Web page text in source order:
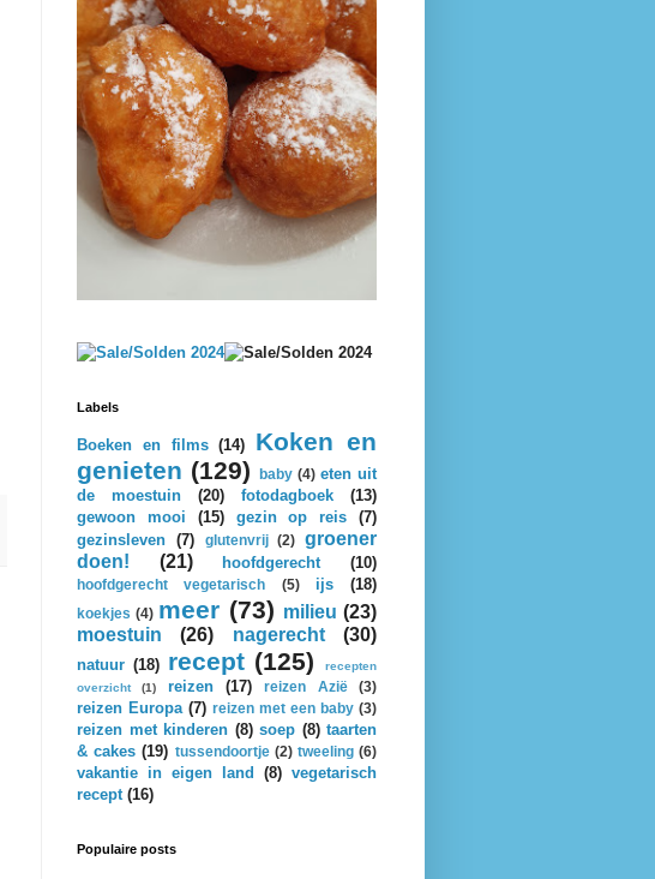
Labels
Boeken en films (14)
Koken en
genieten (129) baby (4) eten uit
de moestuin
(20) fotodagboek
(13)
gewoon mooi
(15) gezin op reis
(7)
gezinsleven (7) glutenvrij (2)
groener
doen!
(21) hoofdgerecht (10)
hoofdgerecht vegetarisch (5) ijs (18)
koekjes (4) meer (73) milieu (23)
moestuin
(26) nagerecht (30)
natuur (18) recept (125)
recepten
overzicht
(1) reizen (17) reizen Azië (3)
reizen Europa (7) reizen met een baby (3)
reizen met kinderen (8) soep (8) taarten
& cakes (19) tussendoortje (2) tweeling (6)
vakantie in eigen land (8) vegetarisch
recept (16)
Populaire posts